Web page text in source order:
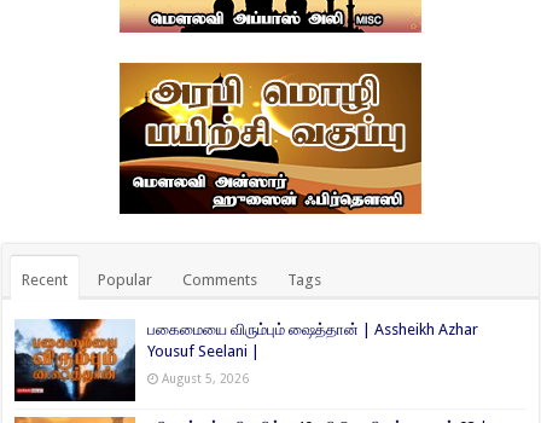
Recent Popular Comments Tags
பகைமையை விரும்பும் ஷைத்தான் | Assheikh Azhar
Yousuf Seelani |
August 5, 2026